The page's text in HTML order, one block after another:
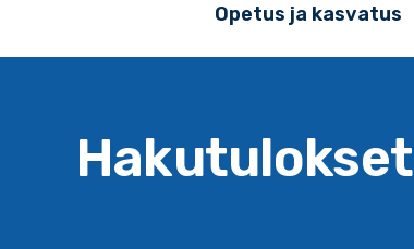
Opetus ja kasvatus
Hakutulokset